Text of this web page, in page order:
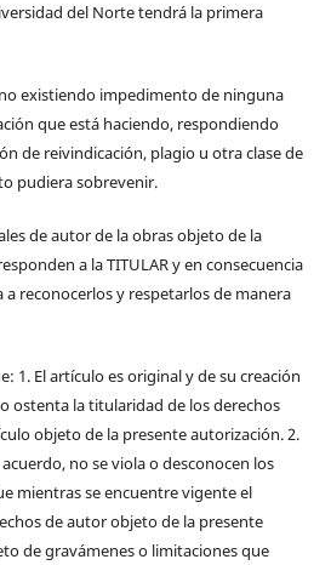
del Norte tendrá la primera
no existiendo impedimento de ninguna
que está haciendo, respondiendo
de reivindicación, plagio u otra clase de
pudiera sobrevenir.
de autor de la obras objeto de la
a la TITULAR y en consecuencia
a reconocerlos y respetarlos de manera
1. El artículo es original y de su creación
ostenta la titularidad de los derechos
objeto de la presente autorización. 2.
no se viola o desconocen los
mientras se encuentre vigente el
de autor objeto de la presente
de gravámenes o limitaciones que